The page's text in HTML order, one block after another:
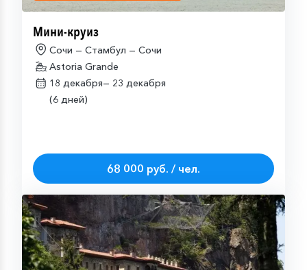
Мини-круиз
Сочи — Стамбул — Сочи
Astoria Grande
18 декабря— 23 декабря
(6 дней)
68 000 руб. / чел.